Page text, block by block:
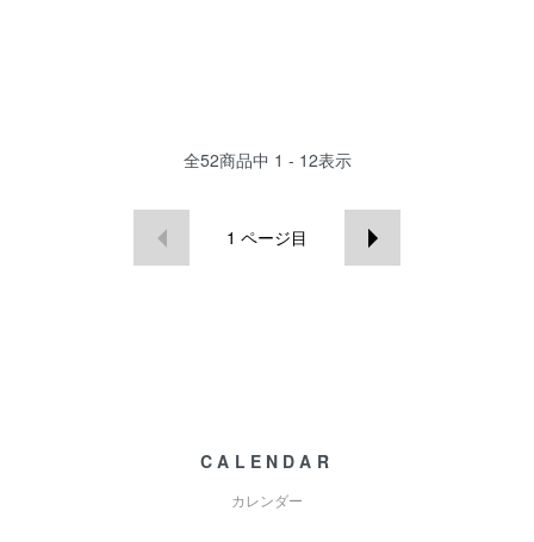
全52商品中 1 - 12表示
1 ページ目
CALENDAR
カレンダー